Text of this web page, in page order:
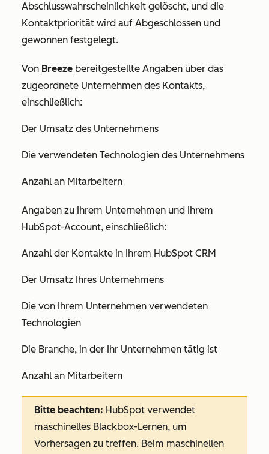
Abschlusswahrscheinlichkeit gelöscht, und die
Kontaktpriorität wird auf Abgeschlossen und
gewonnen festgelegt.
Von Breeze bereitgestellte Angaben über das
zugeordnete Unternehmen des Kontakts,
einschließlich:
Der Umsatz des Unternehmens
Die verwendeten Technologien des Unternehmens
Anzahl an Mitarbeitern
Angaben zu Ihrem Unternehmen und Ihrem
HubSpot-Account, einschließlich:
Anzahl der Kontakte in Ihrem HubSpot CRM
Der Umsatz Ihres Unternehmens
Die von Ihrem Unternehmen verwendeten
Technologien
Die Branche, in der Ihr Unternehmen tätig ist
Anzahl an Mitarbeitern
Bitte beachten: HubSpot verwendet
maschinelles Blackbox-Lernen, um
Vorhersagen zu treffen. Beim maschinellen